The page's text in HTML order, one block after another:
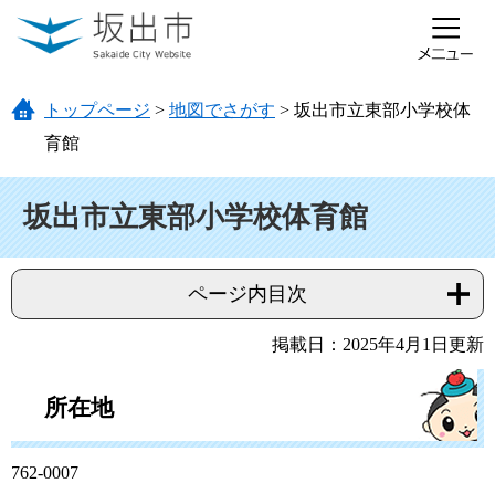
ページの先頭です。
メニューを飛ばして本文へ
トップページ > 地図でさがす > 坂出市立東部小学校体
育館
坂出市立東部小学校体育館
ページ内目次
掲載日：2025年4月1日更新
所在地
762-0007